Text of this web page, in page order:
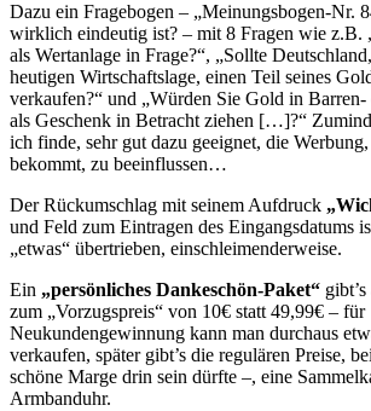
Dazu ein Fragebogen – „Meinungsbogen-Nr.
wirklich eindeutig ist? – mit 8 Fragen wie z.B.
als Wertanlage in Frage?“, „Sollte
heutigen Wirtschaftslage, einen Teil seines
verkaufen?“ und „Würden Sie Gold in
als Geschenk in Betracht ziehen […]?“
ich finde, sehr gut dazu geeignet, die
bekommt, zu beeinflussen…
Der Rückumschlag mit seinem Aufdruck
und Feld zum Eintragen des Eingangsdatums
„etwas“ übertrieben, einschleimenderweise.
Ein „persönliches Dankeschön-Paket“
zum „Vorzugspreis“ von 10€ statt 49,99€ – für
Neukundengewinnung kann man durchaus
verkaufen, später gibt’s die regulären Preise,
schöne Marge drin sein dürfte –, eine
Armbanduhr.